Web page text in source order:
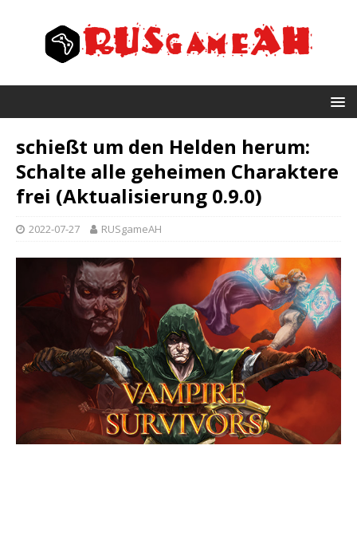
schießt um den Helden herum:
Schalte alle geheimen Charaktere
frei (Aktualisierung 0.9.0)
2022-07-27 RUSgameAH